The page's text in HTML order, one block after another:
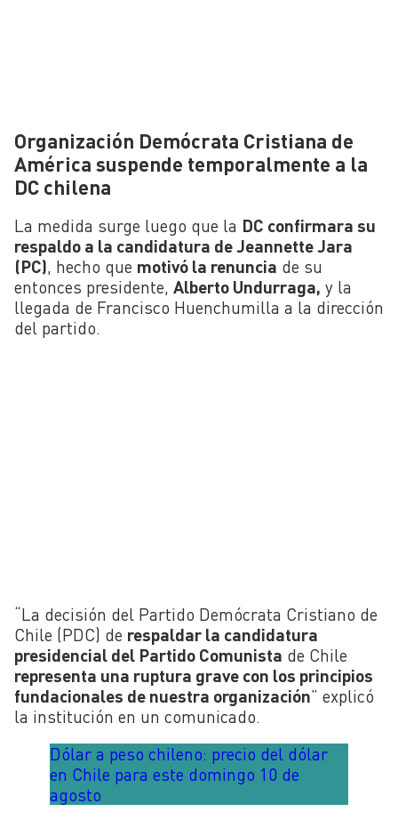
Organización Demócrata Cristiana de
América suspende temporalmente a la
DC chilena
La medida surge luego que la DC confirmara su
respaldo a la candidatura de Jeannette Jara
(PC), hecho que motivó la renuncia de su
entonces presidente, Alberto Undurraga, y la
llegada de Francisco Huenchumilla a la dirección
del partido.
“La decisión del Partido Demócrata Cristiano de
Chile (PDC) de respaldar la candidatura
presidencial del Partido Comunista de Chile
representa una ruptura grave con los principios
fundacionales de nuestra organización” explicó
la institución en un comunicado.
Dólar a peso chileno: precio del dólar
en Chile para este domingo 10 de
agosto